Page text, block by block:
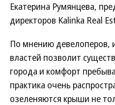
Екатерина Румянцева,
директоров Kalinka Real
По мнению девелоперов,
властей позволит
города и комфорт
практика очень
озеленяются крыши не